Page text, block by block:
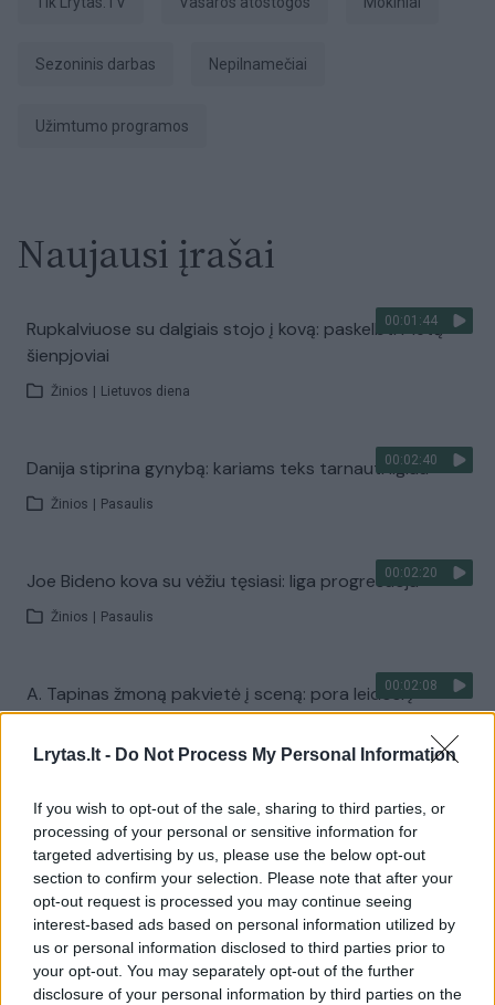
Lrytas.lt - Do Not Process My Personal Information
If you wish to opt-out of the sale, sharing to third parties, or
processing of your personal or sensitive information for
targeted advertising by us, please use the below opt-out
section to confirm your selection. Please note that after your
opt-out request is processed you may continue seeing
interest-based ads based on personal information utilized by
us or personal information disclosed to third parties prior to
your opt-out. You may separately opt-out of the further
disclosure of your personal information by third parties on the
sezoninis darbas nepilnamečiai
užimtumo programos
Naujausi įrašai
00:01:44
Rupkalviuose su dalgiais stojo į kovą: paskelbti Metų
šienpjoviai
Žinios Lietuvos diena
00:02:40
Danija stiprina gynybą: kariams teks tarnauti ilgiau
Žinios Pasaulis
00:02:20
Joe Bideno kova su vėžiu tęsiasi: liga progresuoja
Žinios Pasaulis
00:02:08
A. Tapinas žmoną pakvietė į sceną: pora leidosi į
romantišką šokį
Žinios | Pramogos
Visi įrašai
Žiūrimiausi įrašai